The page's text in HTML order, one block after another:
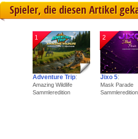
Spieler, die diesen Artikel
1
Adventure Trip:
Amazing Wildlife
Sammleredition
2
Jixo 5:
Mask Parade
Sammleredition